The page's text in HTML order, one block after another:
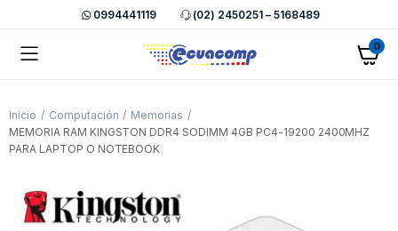
0994441119 (02) 2450251 – 5168489
0
Inicio Computación
Memorias
MEMORIA RAM KINGSTON DDR4 SODIMM 4GB PC4-19200 2400MHZ
PARA LAPTOP O NOTEBOOK